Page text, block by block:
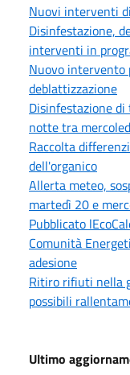
Nuovi interventi
Disinfestazione,
interventi in
Nuovo intervento
deblattizzazione
Disinfestazione
notte tra
Raccolta
dell'organico
Allerta meteo,
martedì 20 e
Pubblicato
Comunità
adesione
Ritiro rifiuti nella
possibili
Ultimo